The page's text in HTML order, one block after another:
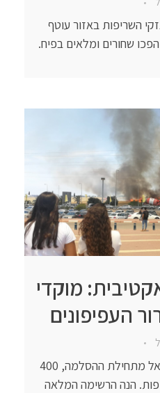
השריפות באזור עוטף
שחורים ומלאים בפיח.
מוקדי
העפיפונים
600 עפיפונים הופרחו לישראל מתחילת ההסלמה, 400